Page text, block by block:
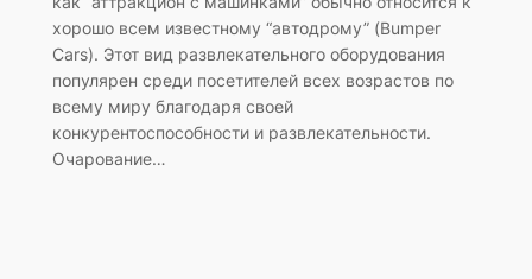
хорошо всем известному “автодрому” (Bumper
Cars). Этот вид развлекательного оборудования
популярен среди посетителей всех возрастов по
всему миру благодаря своей
конкурентоспособности и развлекательности.
Очарование…